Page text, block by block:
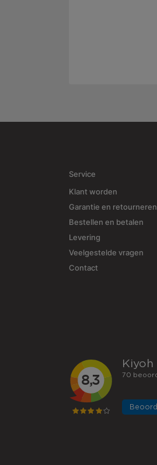
Service
Klant worden
Garantie en retourneren
Bestellen en betalen
Levering
Veelgestelde vragen
Contact